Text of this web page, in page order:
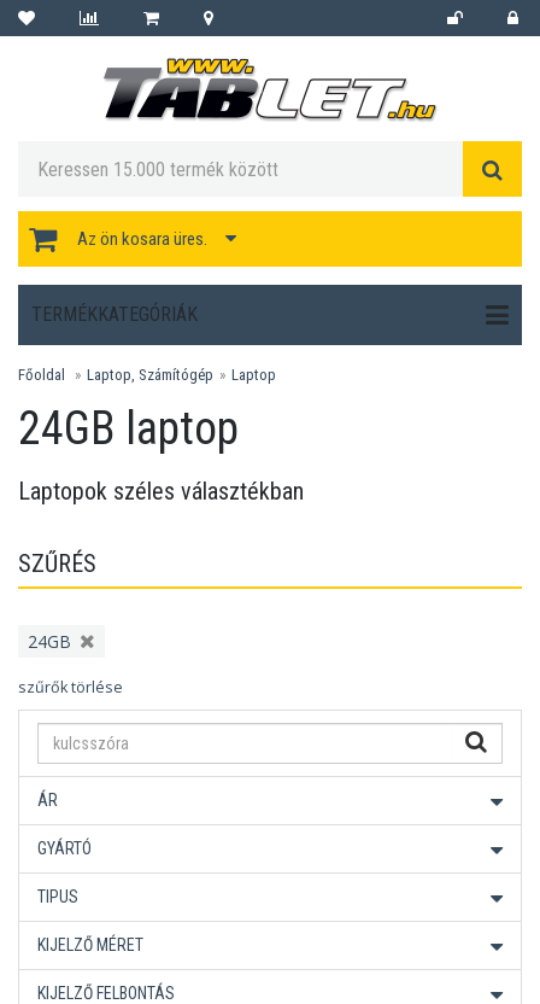
Az ön kosara üres.
TERMÉKKATEGÓRIÁK
Főoldal Laptop, Számítógép Laptop
24GB laptop
Laptopok széles választékban
SZŰRÉS
24GB
szűrők törlése
ÁR
GYÁRTÓ
TIPUS
KIJELZŐ MÉRET
KIJELZŐ FELBONTÁS